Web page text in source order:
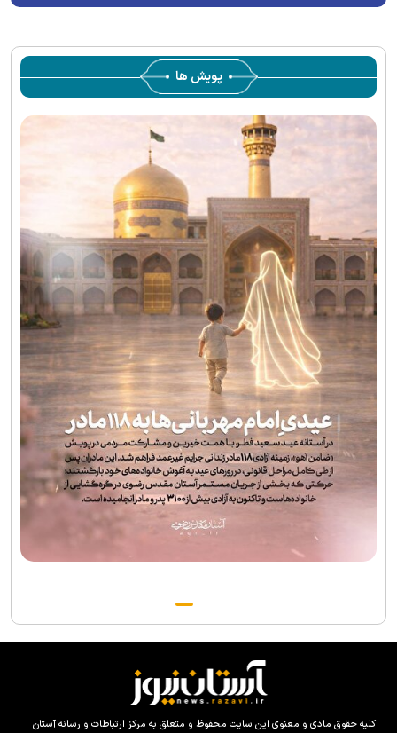
پویش ها
کلیه حقوق مادی و معنوی این سایت محفوظ و متعلق به مرکز ارتباطات و رسانه آستان